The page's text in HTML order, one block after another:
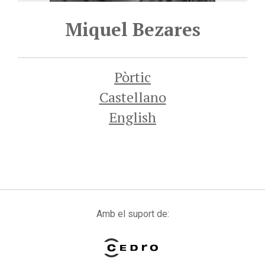
Miquel Bezares
Pòrtic
Castellano
English
Amb el suport de: